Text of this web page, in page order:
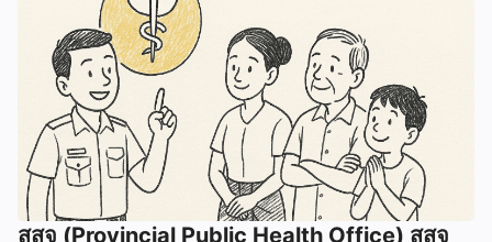
สสจ (Provincial Public Health Office) สสจ